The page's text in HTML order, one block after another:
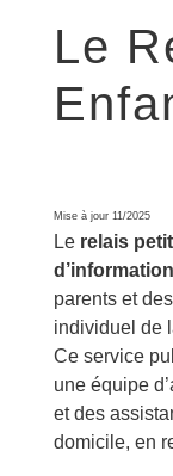
Le
Mise à jour 11/2025
Le relais
parents et
individuel de
Ce service
une équipe
et des
domicile, en